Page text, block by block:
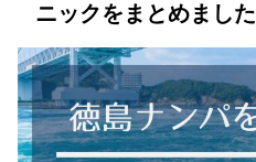
ニックをまとめました